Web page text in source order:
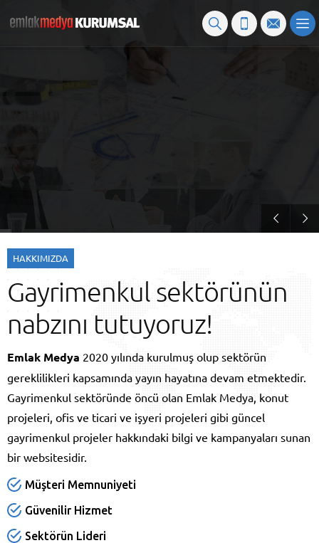
Gayrimenkul Projelerinin Tanıtımı
HAKKIMIZDA
Gayrimenkul sektörünün
nabzını tutuyoruz!
Emlak Medya 2020 yılında kurulmuş olup sektörün
gereklilikleri kapsamında yayın hayatına devam etmektedir.
Gayrimenkul sektöründe öncü olan Emlak Medya, konut
projeleri, ofis ve ticari ve işyeri projeleri gibi güncel
gayrimenkul projeler hakkındaki bilgi ve kampanyaları sunan
bir websitesidir.
Müşteri Memnuniyeti
Güvenilir Hizmet
Sektörün Lideri